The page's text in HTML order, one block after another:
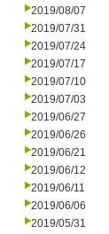
2019/08/07
2019/07/31
2019/07/24
2019/07/17
2019/07/10
2019/07/03
2019/06/27
2019/06/26
2019/06/21
2019/06/12
2019/06/11
2019/06/06
2019/05/31